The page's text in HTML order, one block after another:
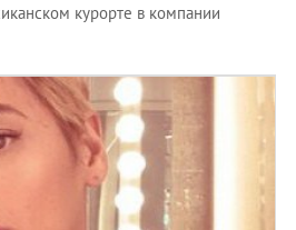
курорте в компании